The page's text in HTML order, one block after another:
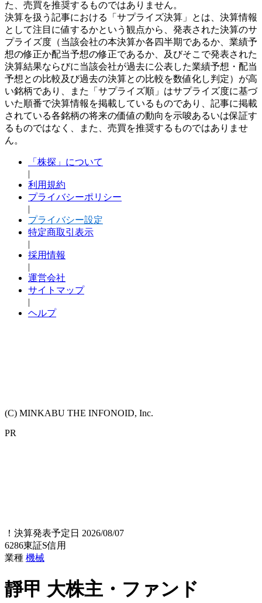
た、売買を推奨するものではありません。
決算を扱う記事における「サプライズ決算」とは、決算情報
として注目に値するかという観点から、発表された決算のサ
プライズ度（当該会社の本決算か各四半期であるか、業績予
想の修正か配当予想の修正であるか、及びそこで発表された
決算結果ならびに当該会社が過去に公表した業績予想・配当
予想との比較及び過去の決算との比較を数値化し判定）が高
い銘柄であり、また「サプライズ順」はサプライズ度に基づ
いた順番で決算情報を掲載しているものであり、記事に掲載
されている各銘柄の将来の価値の動向を示唆あるいは保証す
るものではなく、また、売買を推奨するものではありませ
ん。
「株探」について
|
利用規約
プライバシーポリシー
|
プライバシー設定
特定商取引表示
|
採用情報
|
運営会社
サイトマップ
|
ヘルプ
(C) MINKABU THE INFONOID, Inc.
PR
！ 決算発表予定日 2026/08/07
6286東証S信用
業種 機械
靜甲 大株主・ファンド